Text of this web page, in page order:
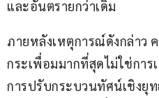
และอันตรายกว่าเดิม
ภายหลังเหตุการณ์ดังกล่าว
กระเพื่อมมากที่สุดไม่ใช่กา
การปรับกระบวนทัศน์เชิงยุ